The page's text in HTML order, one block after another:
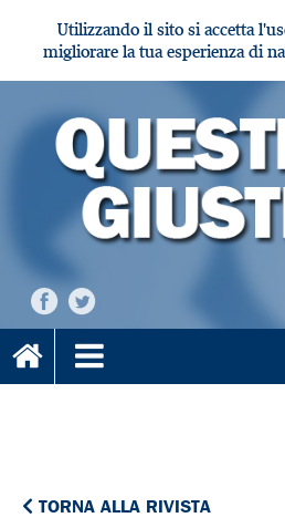
Utilizzando il sito si accetta
migliorare la tua esperienza di
TORNA ALLA RIVISTA